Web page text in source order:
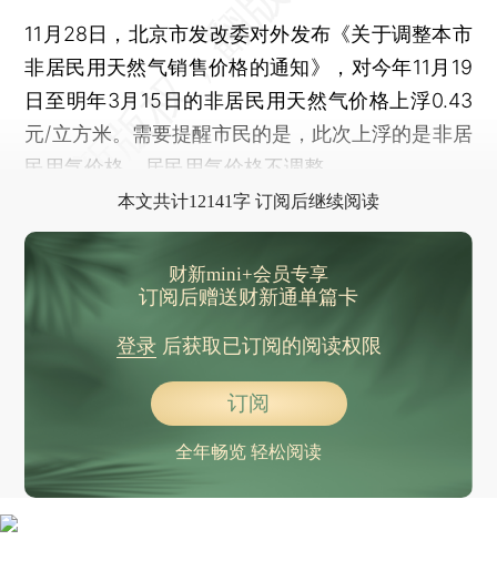
11月28日，北京市发改委对外发布《关于调整本市
非居民用天然气销售价格的通知》，对今年11月19
日至明年3月15日的非居民用天然气价格上浮0.43
元/立方米。需要提醒市民的是，此次上浮的是非居
民用气价格，居民用气价格不调整。
本文共计12141字 订阅后继续阅读
财新mini+会员专享
订阅后赠送财新通单篇卡
登录后获取已订阅的阅读权限
订阅
全年畅览 轻松阅读